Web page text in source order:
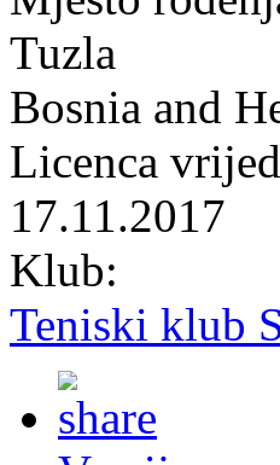
Tuzla
Bosnia and
Licenca
17.11.2017
Klub:
Teniski klub